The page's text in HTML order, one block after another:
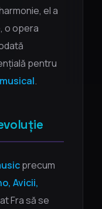
el a
o opera
pentru
.
precum
Avicii,
Fra să se